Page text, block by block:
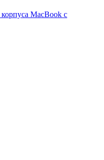
MacBook с